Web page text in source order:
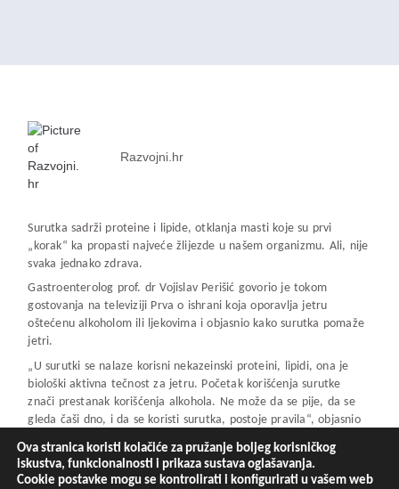
Razvojni.hr
Surutka sadrži proteine i lipide, otklanja masti koje su prvi
„korak“ ka propasti najveće žlijezde u našem organizmu. Ali, nije
svaka jednako zdrava.
Gastroenterolog prof. dr Vojislav Perišić govorio je tokom
gostovanja na televiziji Prva o ishrani koja oporavlja jetru
oštećenu alkoholom ili ljekovima i objasnio kako surutka pomaže
jetri.
„U surutki se nalaze korisni nekazeinski proteini, lipidi, ona je
biološki aktivna tečnost za jetru. Početak korišćenja surutke
znači prestanak korišćenja alkohola. Ne može da se pije, da se
gleda čaši dno, i da se koristi surutka, postoje pravila“, objasnio
Objasnio je i kako se surutka koristi: „Dva puta po 200 mililitara
dnevno se pije, i tako snabdijevamo jetru aktivnim jedinjenjima
Ova stranica koristi kolačiće za pružanje boljeg korisničkog
iskustva, funkcionalnosti i prikaza sustava oglašavanja.
Cookie postavke mogu se kontrolirati i konfigurirati u vašem web